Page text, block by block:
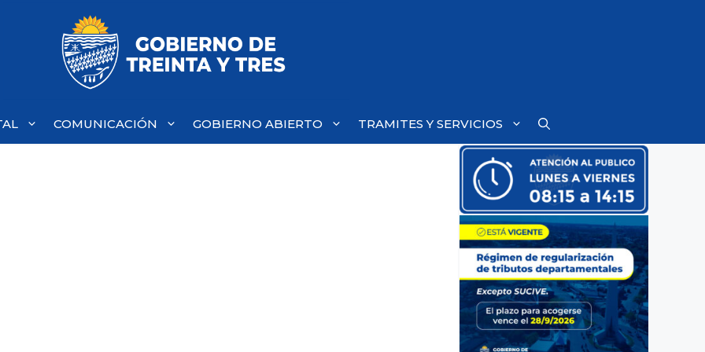
COMUNICACIÓN GOBIERNO ABIERTO TRAMITES Y SERVICIOS